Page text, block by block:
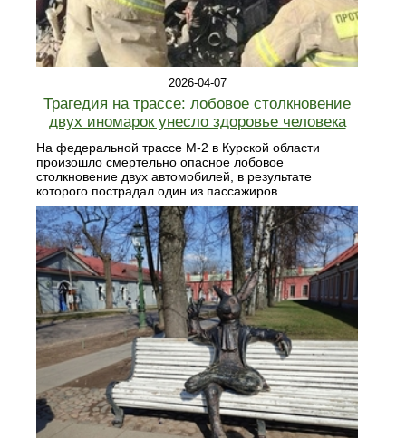
2026-04-07
Трагедия на трассе: лобовое столкновение
двух иномарок унесло здоровье человека
На федеральной трассе М-2 в Курской области
произошло смертельно опасное лобовое
столкновение двух автомобилей, в результате
которого пострадал один из пассажиров.